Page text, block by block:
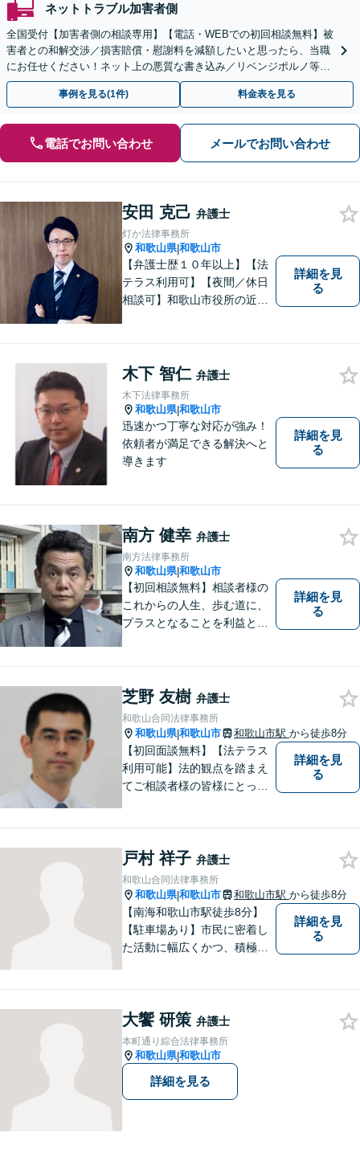
ネットトラブル加害者側
全国受付【加害者側の相談専用】【電話・WEBでの初回相談無料】被
害者との和解交渉／損害賠償・慰謝料を減額したいと思ったら、当職
にお任せください！ネット上の悪質な書き込み／リベンジポルノ等、
代表弁護士が最後まで対応【関東エリア以外の相談も可】
事例を見る(1件) 料金表を見る
電話でお問い合わせ メールでお問い合わせ
安田 克己 弁護士
灯か法律事務所
和歌山県|和歌山市
【弁護士歴１０年以上】【法
テラス利用可】【夜間／休日
相談可】和歌山市役所の近
相談ください。あなたの灯り
となれるよう誠心誠意努めま
す。
詳細を見
る
木下 智仁 弁護士
木下法律事務所
和歌山県|和歌山市
迅速かつ丁寧な対応が強み！
依頼者が満足できる解決へと
導きます
詳細を見
る
南方 健幸 弁護士
南方法律事務所
和歌山県|和歌山市
【初回相談無料】相談者様の
これからの人生、歩む道に、
プラスとなることを利益と考
ご相談いただくこともありま
す。
詳細を見
る
芝野 友樹 弁護士
和歌山合同法律事務所
和歌山県|和歌山市 和歌山市駅 から徒歩8分
【初回面談無料】【法テラス
利用可能】法的観点を踏まえ
てご相談者様の皆様にとって
【当日／夜間／応相談】お悩
み事がございましたら、お気
軽にご相談下さい。
詳細を見
る
戸村 祥子 弁護士
和歌山合同法律事務所
和歌山県|和歌山市 和歌山市駅 から徒歩8分
【南海和歌山市駅徒歩8分】
【駐車場あり】市民に密着し
た活動に幅広くかつ、積極的
く対応可能。【地域に根ざし
た弁護士】法律トラブルでお
悩みの方は、お気軽にご相談
ください。
詳細を見
る
大饗 研策 弁護士
本町通り綜合法律事務所
和歌山県|和歌山市
詳細を見る